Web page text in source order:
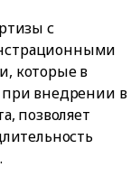
с
которые в
при внедрении в
позволяет